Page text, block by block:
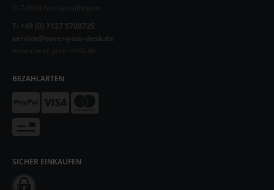
D-72666 Neckartailfingen
T: +49 (0) 7127 5700725
service@cover-your-desk.de
www.cover-your-desk.de
BEZAHLARTEN
SICHER EINKAUFEN